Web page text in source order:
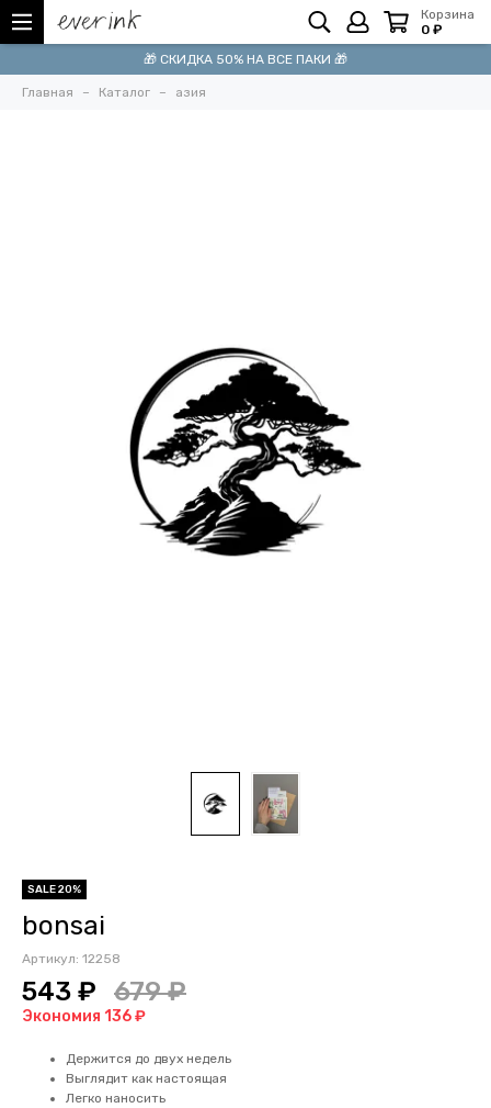
Корзина
0 ₽
🎁 СКИДКА 50% НА ВСЕ ПАКИ 🎁
Главная Каталог азия
SALE 20%
bonsai
Артикул: 12258
543 ₽ 679 ₽
Экономия 136 ₽
Держится до двух недель
Выглядит как настоящая
Легко наносить